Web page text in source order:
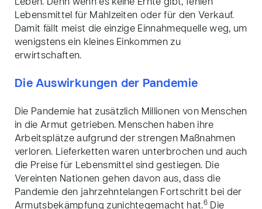
Leben. Denn wenn es keine Ernte gibt, fehlen
Lebensmittel für Mahlzeiten oder für den Verkauf.
Damit fällt meist die einzige Einnahmequelle weg, um
wenigstens ein kleines Einkommen zu
erwirtschaften.
Die Auswirkungen der Pandemie
Die Pandemie hat zusätzlich Millionen von Menschen
in die Armut getrieben. Menschen haben ihre
Arbeitsplätze aufgrund der strengen Maßnahmen
verloren. Lieferketten waren unterbrochen und auch
die Preise für Lebensmittel sind gestiegen. Die
Vereinten Nationen gehen davon aus, dass die
Pandemie den jahrzehntelangen Fortschritt bei der
Armutsbekämpfung zunichtegemacht hat.6Die